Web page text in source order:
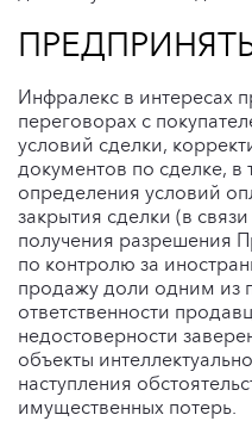
Инфралекс в интересах
переговорах с
условий сделки,
документов по сделке, в
определения условий
закрытия сделки (в
получения разрешения
по контролю за
продажу доли одним из
ответственности
недостоверности
объекты
наступления
имущественных потерь.